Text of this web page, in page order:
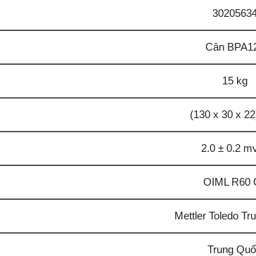
Cân
15 kg
(130 x 30 x
2.0 ± 0.2
OIML R60
Mettler Toledo
Trung